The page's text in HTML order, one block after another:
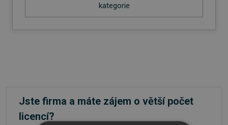
kategorie
Jste firma a máte zájem o větší počet
licencí?